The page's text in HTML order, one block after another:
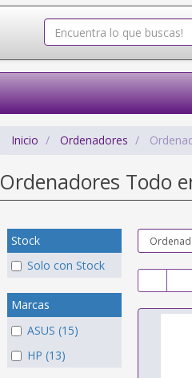
Inicio Ordenadores
Ordenadores Todo
Stock
Solo con Stock
Marcas
ASUS (15)
HP (13)